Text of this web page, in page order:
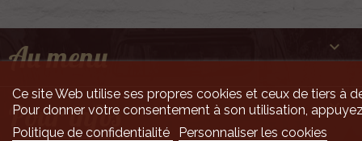
Au menu 
Pour infos 
Ce site Web utilise ses propres cookies et ceux de tiers à
Pour donner votre consentement à son utilisation,
Politique de confidentialité
Personnaliser les cookies